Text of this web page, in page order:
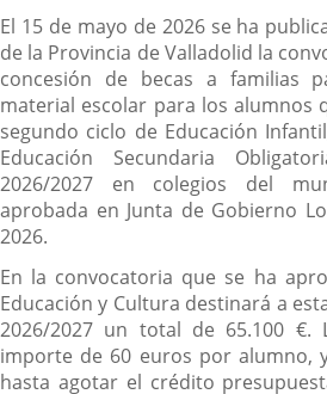
El 15 de mayo de 2026 se ha
de la Provincia de Valladolid la
concesión de becas a familias
material escolar para los alumnos
segundo ciclo de Educación
Educación Secundaria
2026/2027 en colegios del
aprobada en Junta de Gobierno
2026.
En la convocatoria que se ha
Educación y Cultura destinará a
2026/2027 un total de 65.100 €.
importe de 60 euros por alumno,
hasta agotar el crédito